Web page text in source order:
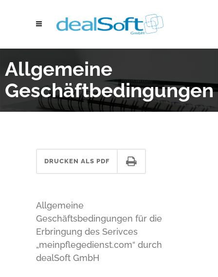
Allgemeine
Geschäftbedingungen
DRUCKEN ALS PDF
Allgemeine
Geschäftsbedingungen für die
Erbringung des Serivces
„meinpflegedienst.com“ durch
dealSoft GmbH